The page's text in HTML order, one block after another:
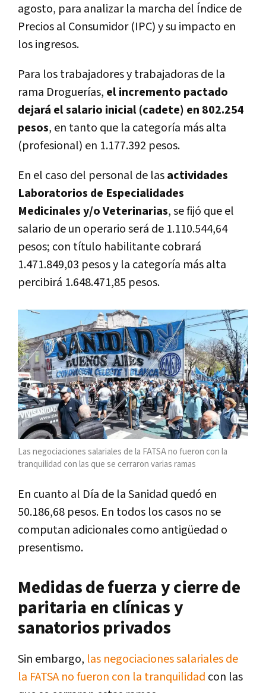
agosto, para analizar la marcha del Índice de
Precios al Consumidor (IPC) y su impacto en
los ingresos.
Para los trabajadores y trabajadoras de la
rama Droguerías, el incremento pactado
dejará el salario inicial (cadete) en 802.254
pesos, en tanto que la categoría más alta
(profesional) en 1.177.392 pesos.
En el caso del personal de lasactividades
Laboratorios de Especialidades
Medicinales y/o Veterinarias, se fijó que el
salario de un operario será de 1.110.544,64
pesos; con título habilitante cobrará
1.471.849,03 pesos y la categoría más alta
percibirá 1.648.471,85 pesos.
Las negociaciones salariales de la FATSA no fueron con la
tranquilidad con las que se cerraron varias ramas
En cuanto al Día de la Sanidad quedó en
50.186,68 pesos. En todos los casos no se
computan adicionales como antigüedad o
presentismo.
Medidas de fuerza y cierre de
paritaria en clínicas y
sanatorios privados
Sin embargo, las negociaciones salariales de
la FATSA no fueron con la tranquilidad con las